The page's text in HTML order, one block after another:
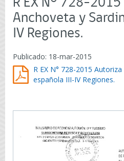
Gobierno
de
Chile
R EX N° 728-
Anchoveta y
IV Regiones.
Publicado: 18-mar-2015
R EX N° 728-2015
española III-IV Regiones.